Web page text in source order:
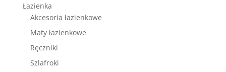
Łazienka
Akcesoria łazienkowe
Maty łazienkowe
Ręczniki
Szlafroki